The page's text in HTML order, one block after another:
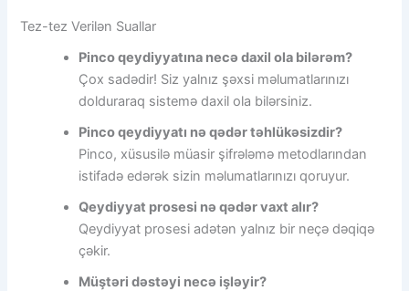
Tez-tez Verilən Suallar
Pinco qeydiyyatına necə daxil ola bilərəm?
Çox sadədir! Siz yalnız şəxsi məlumatlarınızı
dolduraraq sistemə daxil ola bilərsiniz.
Pinco qeydiyyatı nə qədər təhlükəsizdir?
Pinco, xüsusilə müasir şifrələmə metodlarından
istifadə edərək sizin məlumatlarınızı qoruyur.
Qeydiyyat prosesi nə qədər vaxt alır?
Qeydiyyat prosesi adətən yalnız bir neçə dəqiqə
çəkir.
Müştəri dəstəyi necə işləyir?